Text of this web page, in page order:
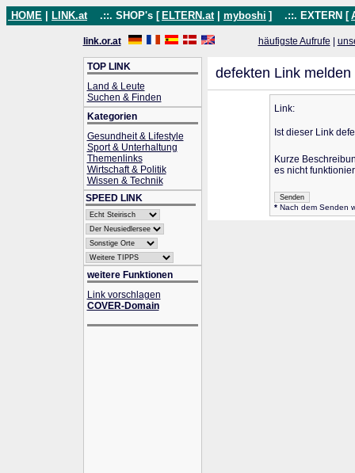
HOME LINK.at .::. SHOP's [ ELTERN.at myboshi ] .::. EXTERN [
link.or.at häufigste Aufrufe
TOP LINK
Land & Leute
Suchen & Finden
Kategorien
Gesundheit & Lifestyle
Sport & Unterhaltung
Themenlinks
Wirtschaft & Politik
Wissen & Technik
SPEED LINK
weitere Funktionen
Link vorschlagen
COVER-Domain
defekten Link melden
Link:
Ist dieser Link
Kurze
es nicht
*Nach dem Senden